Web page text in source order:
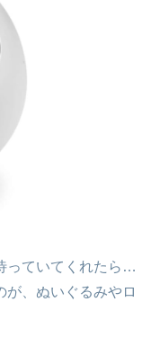
っていてくれたら…
が、ぬいぐるみやロ